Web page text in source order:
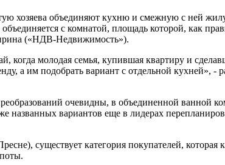
хозяева объединяют кухню и смежную с ней
с комнатой, площадь которой, как
(«НДВ-Недвижимость»).
когда молодая семья, купившая квартиру и
а им подобрать вариант с отдельной кухней», -
очевидны, в объединенной ванной
вариантов еще в лидерах
существует категория покупателей, которая